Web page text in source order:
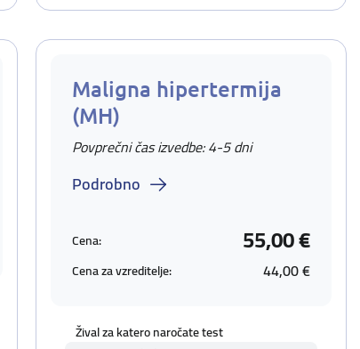
Maligna hipertermija
(MH)
Povprečni čas izvedbe: 4-5 dni
Podrobno
Cena: 55,00 €
Cena za vzreditelje: 44,00 €
Žival za katero naročate test